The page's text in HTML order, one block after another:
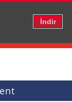
İndir